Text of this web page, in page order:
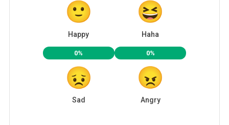
Happy Haha
0%
Sad
0%
Angry